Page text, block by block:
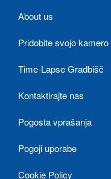
About us
Pridobite svojo kamero
Time-Lapse Gradbišč
Kontaktirajte nas
Pogosta vprašanja
Pogoji uporabe
Cookie Policy